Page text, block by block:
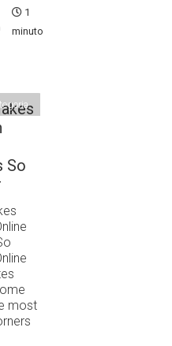
1
minuto
So
most